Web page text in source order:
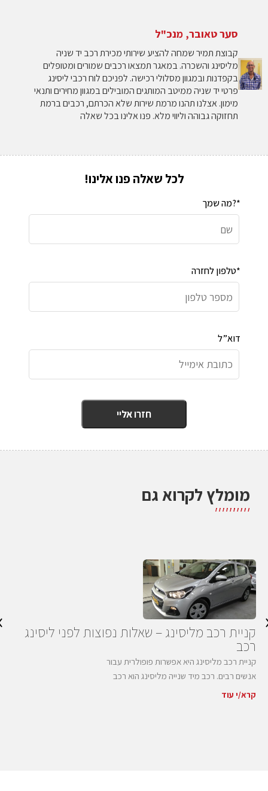
סער טאובר, מנכ"ל
קבוצת תמיר שמחה להציע שירותי מכירת רכב יד שניה
מליסינג והשכרה. במאגר תמצאו רכבים שמורים ומטופלים
בקפדנות ובמגוון מסלולי רכישה. לפניכם לוח רכבי ליסינג
פרטי יד שניה ממיטב המותגים המובילים במגוון מחירים ותנאי
מימון. אצלנו תהנו מרמת שירות שלא הכרתם, רכבים ברמת
תחזוקה גבוהה וליווי מלא. פנו אלינו בכל שאלה
לכל שאלה פנו אלינו!
מה שמך?*
טלפון לחזרה*
דוא”ל
מומלץ לקרוא גם
קניית רכב מליסינג – שאלות נפוצות לפני ליסינג
רכב
קניית רכב מליסינג היא אפשרות פופולרית עבור
אנשים רבים. רכב מיד שנייה מליסינג הוא רכב
שהיה בבעלות חברת ליסינג, ולאחר תום
קרא/י עוד